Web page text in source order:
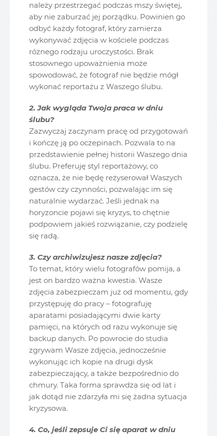
należy przestrzegać podczas mszy świętej,
aby nie zaburzać jej porządku. Powinien go
odbyć każdy fotograf, który zamierza
wykonywać zdjęcia w kościele podczas
różnego rodzaju uroczystości. Brak
stosownego upoważnienia może
spowodować, że fotograf nie będzie mógł
wykonać reportażu z Waszego ślubu.
2. Jak wygląda Twoja praca w dniu
ślubu?
Zazwyczaj zaczynam pracę od przygotowań
i kończę ją po oczepinach. Pozwala to na
przedstawienie pełnej historii Waszego dnia
ślubu. Preferuję styl reportażowy, co
oznacza, że nie będę reżyserował Waszych
gestów czy czynności, pozwalając im się
naturalnie wydarzać. Jeśli jednak na
horyzoncie pojawi się kryzys, to chętnie
podpowiem jakieś rozwiązanie, czy podzielę
się radą.
3. Czy archiwizujesz nasze zdjęcia?
To temat, który wielu fotografów pomija, a
jest on bardzo ważna kwestia. Wasze
zdjęcia zabezpieczam już od momentu, gdy
przystępuję do pracy – fotografuję
aparatami posiadającymi dwie karty
pamięci, na których od razu wykonuje się
backup danych. Po powrocie do studia
zgrywam Wasze zdjęcia, jednocześnie
wykonując ich kopie na drugi dysk
zabezpieczający, a także bezpośrednio do
chmury. Taka forma sprawdza się od lat i
jak dotąd nie zdarzyła mi się żadna sytuacja
kryzysowa.
4. Co, jeśli zepsuje Ci się aparat w dniu